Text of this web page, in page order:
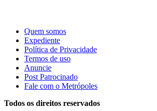
Quem somos
Expediente
Política de Privacidade
Termos de uso
Anuncie
Post Patrocinado
Fale com o Metrópoles
Todos os direitos reservados